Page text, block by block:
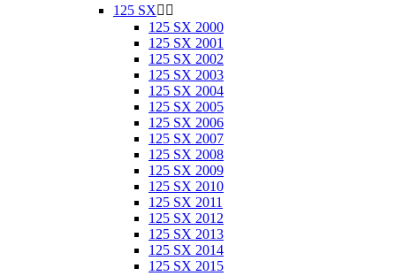
125 SX 
125 SX 2000
125 SX 2001
125 SX 2002
125 SX 2003
125 SX 2004
125 SX 2005
125 SX 2006
125 SX 2007
125 SX 2008
125 SX 2009
125 SX 2010
125 SX 2011
125 SX 2012
125 SX 2013
125 SX 2014
125 SX 2015